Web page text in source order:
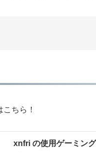
ちら！
xnfri の使用ゲーミン